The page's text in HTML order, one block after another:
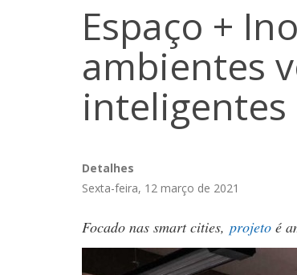
Espaço +
ambientes
inteligentes
Detalhes
Sexta-feira, 12 março de 2021
Focado nas smart cities, projeto é